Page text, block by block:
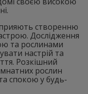
створенню
Дослідження
та рослинами
настрій та
Розкішний
рослин
спокою у будь-